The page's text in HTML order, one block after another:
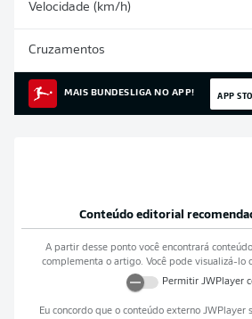
Velocidade (km/h)
Cruzamentos
MAIS BUNDESLIGA NO APP! APP
Conteúdo editorial
A partir desse ponto você encontrará
complementa o artigo. Você pode visualizá-lo
Permitir JWPlayer
Eu concordo que o conteúdo externo JWPlayer